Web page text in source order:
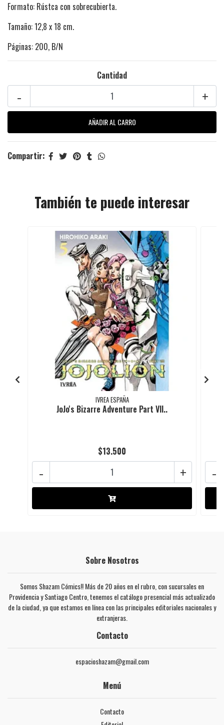
Formato: Rústca con sobrecubierta.
Tamaño: 12,8 x 18 cm.
Páginas: 200, B/N
Cantidad
+
-
Compartir:
También te puede interesar
IVREA ESPAÑA
JoJo's Bizarre Adventure Part VII..
$13.500
+
- -
Sobre Nosotros
Somos Shazam Cómics!! Más de 20 años en el rubro, con sucursales en
Providencia y Santiago Centro, tenemos el catálogo presencial más actualizado
de la ciudad, ya que estamos en línea con las principales editoriales nacionales y
extranjeras.
Contacto
espacioshazam@gmail.com
Menú
Contacto